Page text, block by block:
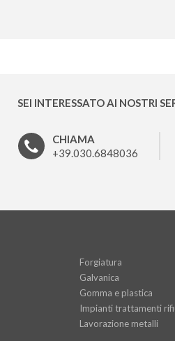
SEI INTERESSATO AI NOSTRI
CHIAMA
+39.030.6848036
Forgiatura
Galvanica
Gomma e plastica
Impianti trattamenti
Lavorazione metalli